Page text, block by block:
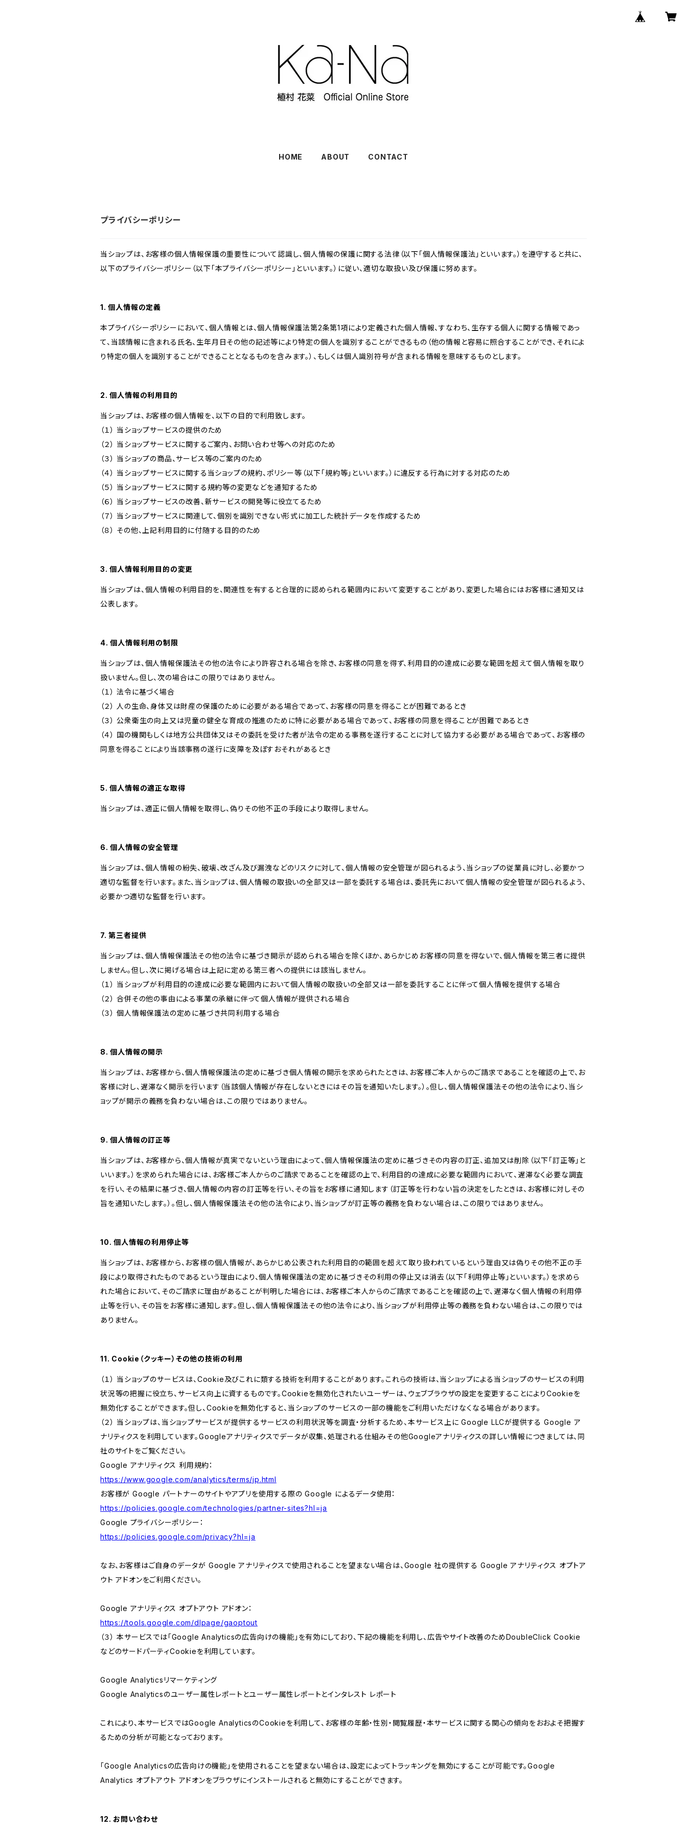
HOME ABOUT CONTACT
プライバシーポリシー
当ショップは、お客様の個人情報保護の重要性について認識し、個人情報の保護に関する法律（以下「個人情報保護法」といいます。）を遵守すると共に、
以下のプライバシーポリシー（以下「本プライバシーポリシー」といいます。）に従い、適切な取扱い及び保護に努めます。
1. 個人情報の定義
本プライバシーポリシーにおいて、個人情報とは、個人情報保護法第2条第1項により定義された個人情報、すなわち、生存する個人に関する情報であっ
て、当該情報に含まれる氏名、生年月日その他の記述等により特定の個人を識別することができるもの（他の情報と容易に照合することができ、それによ
り特定の個人を識別することができることとなるものを含みます。）、もしくは個人識別符号が含まれる情報を意味するものとします。
2. 個人情報の利用目的
当ショップは、お客様の個人情報を、以下の目的で利用致します。
（１） 当ショップサービスの提供のため
（２） 当ショップサービスに関するご案内、お問い合わせ等への対応のため
（３） 当ショップの商品、サービス等のご案内のため
（４） 当ショップサービスに関する当ショップの規約、ポリシー等（以下「規約等」といいます。）に違反する行為に対する対応のため
（５） 当ショップサービスに関する規約等の変更などを通知するため
（６） 当ショップサービスの改善、新サービスの開発等に役立てるため
（７） 当ショップサービスに関連して、個別を識別できない形式に加工した統計データを作成するため
（８） その他、上記利用目的に付随する目的のため
3. 個人情報利用目的の変更
当ショップは、個人情報の利用目的を、関連性を有すると合理的に認められる範囲内において変更することがあり、変更した場合にはお客様に通知又は
公表します。
4. 個人情報利用の制限
当ショップは、個人情報保護法その他の法令により許容される場合を除き、お客様の同意を得ず、利用目的の達成に必要な範囲を超えて個人情報を取り
扱いません。但し、次の場合はこの限りではありません。
（１） 法令に基づく場合
（２） 人の生命、身体又は財産の保護のために必要がある場合であって、お客様の同意を得ることが困難であるとき
（３） 公衆衛生の向上又は児童の健全な育成の推進のために特に必要がある場合であって、お客様の同意を得ることが困難であるとき
（４） 国の機関もしくは地方公共団体又はその委託を受けた者が法令の定める事務を遂行することに対して協力する必要がある場合であって、お客様の
同意を得ることにより当該事務の遂行に支障を及ぼすおそれがあるとき
5. 個人情報の適正な取得
当ショップは、適正に個人情報を取得し、偽りその他不正の手段により取得しません。
6. 個人情報の安全管理
当ショップは、個人情報の紛失、破壊、改ざん及び漏洩などのリスクに対して、個人情報の安全管理が図られるよう、当ショップの従業員に対し、必要かつ
適切な監督を行います。また、当ショップは、個人情報の取扱いの全部又は一部を委託する場合は、委託先において個人情報の安全管理が図られるよう、
必要かつ適切な監督を行います。
7. 第三者提供
当ショップは、個人情報保護法その他の法令に基づき開示が認められる場合を除くほか、あらかじめお客様の同意を得ないで、個人情報を第三者に提供
しません。但し、次に掲げる場合は上記に定める第三者への提供には該当しません。
（１） 当ショップが利用目的の達成に必要な範囲内において個人情報の取扱いの全部又は一部を委託することに伴って個人情報を提供する場合
（２） 合併その他の事由による事業の承継に伴って個人情報が提供される場合
（３） 個人情報保護法の定めに基づき共同利用する場合
8. 個人情報の開示
当ショップは、お客様から、個人情報保護法の定めに基づき個人情報の開示を求められたときは、お客様ご本人からのご請求であることを確認の上で、お
客様に対し、遅滞なく開示を行います（当該個人情報が存在しないときにはその旨を通知いたします。）。但し、個人情報保護法その他の法令により、当シ
ョップが開示の義務を負わない場合は、この限りではありません。
9. 個人情報の訂正等
当ショップは、お客様から、個人情報が真実でないという理由によって、個人情報保護法の定めに基づきその内容の訂正、追加又は削除（以下「訂正等」と
いいます。）を求められた場合には、お客様ご本人からのご請求であることを確認の上で、利用目的の達成に必要な範囲内において、遅滞なく必要な調査
を行い、その結果に基づき、個人情報の内容の訂正等を行い、その旨をお客様に通知します（訂正等を行わない旨の決定をしたときは、お客様に対しその
旨を通知いたします。）。但し、個人情報保護法その他の法令により、当ショップが訂正等の義務を負わない場合は、この限りではありません。
10. 個人情報の利用停止等
当ショップは、お客様から、お客様の個人情報が、あらかじめ公表された利用目的の範囲を超えて取り扱われているという理由又は偽りその他不正の手
段により取得されたものであるという理由により、個人情報保護法の定めに基づきその利用の停止又は消去（以下「利用停止等」といいます。）を求めら
れた場合において、そのご請求に理由があることが判明した場合には、お客様ご本人からのご請求であることを確認の上で、遅滞なく個人情報の利用停
止等を行い、その旨をお客様に通知します。但し、個人情報保護法その他の法令により、当ショップが利用停止等の義務を負わない場合は、この限りでは
ありません。
11. Cookie（クッキー）その他の技術の利用
（１） 当ショップのサービスは、Cookie及びこれに類する技術を利用することがあります。これらの技術は、当ショップによる当ショップのサービスの利用
状況等の把握に役立ち、サービス向上に資するものです。Cookieを無効化されたいユーザーは、ウェブブラウザの設定を変更することによりCookieを
無効化することができます。但し、Cookieを無効化すると、当ショップのサービスの一部の機能をご利用いただけなくなる場合があります。
（２） 当ショップは、当ショップサービスが提供するサービスの利用状況等を調査・分析するため、本サービス上に Google LLCが提供する Google ア
ナリティクスを利用しています。Googleアナリティクスでデータが収集、処理される仕組みその他Googleアナリティクスの詳しい情報につきましては、同
社のサイトをご覧ください。
Google アナリティクス 利用規約：
https://www.google.com/analytics/terms/jp.html
お客様が Google パートナーのサイトやアプリを使用する際の Google によるデータ使用：
https://policies.google.com/technologies/partner-sites?hl=ja
Google プライバシーポリシー：
https://policies.google.com/privacy?hl=ja
なお、お客様はご自身のデータが Google アナリティクスで使用されることを望まない場合は、Google 社の提供する Google アナリティクス オプトア
ウト アドオンをご利用ください。
Google アナリティクス オプトアウト アドオン：
https://tools.google.com/dlpage/gaoptout
（３） 本サービスでは「Google Analyticsの広告向けの機能」を有効にしており、下記の機能を利用し、広告やサイト改善のためDoubleClick Cookie
などのサードパーティCookieを利用しています。
Google Analyticsリマーケティング
Google Analyticsのユーザー属性レポートとユーザー属性レポートとインタレスト レポート
これにより、本サービスではGoogle AnalyticsのCookieを利用して、お客様の年齢・性別・閲覧履歴・本サービスに関する関心の傾向をおおよそ把握す
るための分析が可能となっております。
「Google Analyticsの広告向けの機能」を使用されることを望まない場合は、設定によってトラッキングを無効にすることが可能です。Google
Analytics オプトアウト アドオンをブラウザにインストールされると無効にすることができます。
12. お問い合わせ